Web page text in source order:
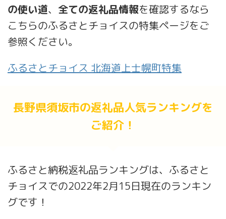
の使い道、 全ての返礼品情報を確認するなら
こちらのふるさとチョイスの特集ページをご
参照ください。
ふるさとチョイス 北海道上士幌町特集
長野県須坂市の返礼品人気ランキングを
ご紹介！
ふるさと納税返礼品ランキングは、ふるさと
チョイスでの2022年2月15日現在のランキン
グです！